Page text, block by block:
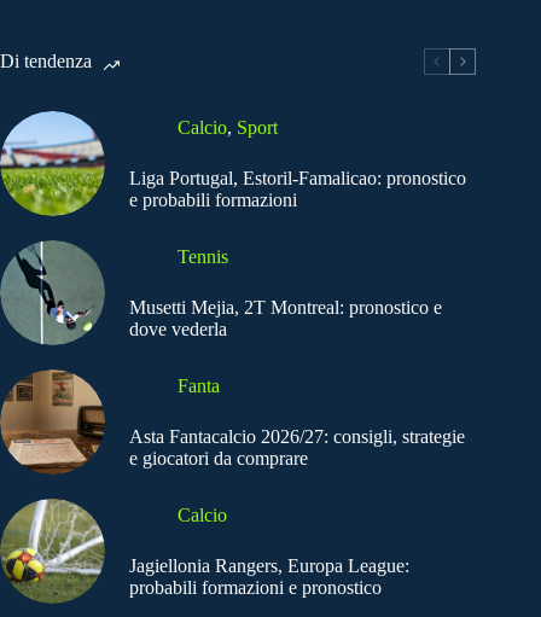
Di tendenza
Calcio, Sport
Liga Portugal, Estoril-Famalicao: pronostico
e probabili formazioni
Tennis
Musetti Mejia, 2T Montreal: pronostico e
dove vederla
Fanta
Asta Fantacalcio 2026/27: consigli, strategie
e giocatori da comprare
Calcio
Jagiellonia Rangers, Europa League:
probabili formazioni e pronostico